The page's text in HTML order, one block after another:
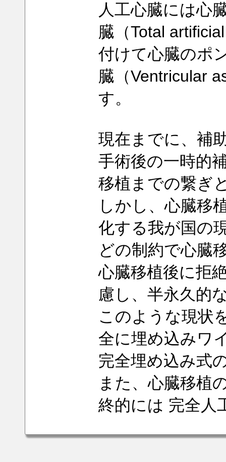
人工心臓には心
臓（Total
付けて心臓のポ
臓（Ventricular
す。
現在までに、補
手術後の一時的
移植までの繋ぎ
しかし、心臓移
化する我が国の
どの制約で心臓
心臓移植後に拒
慮し、半永久的
このような現状
全に埋め込みワ
完全埋め込み式
また、心臓移植
終的には 完全人